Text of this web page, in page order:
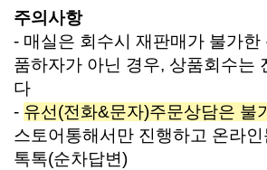
주의사항
- 매실은 회수시 재판매가 불가한
품하자가 아닌 경우, 상품회수는
다
- 유선(전화&문자)주문상담은 불
스토어통해서만 진행하고 온라
톡톡(순차답변)